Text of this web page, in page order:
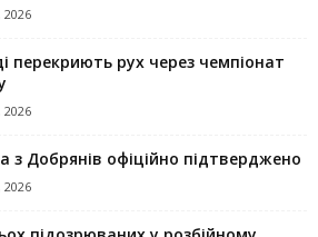
2026
перекриють рух через чемпіонат
2026
з Добрянів офіційно підтверджено
2026